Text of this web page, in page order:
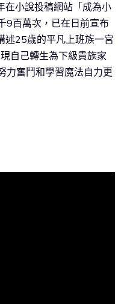
在小說投稿網站「成為小
9百萬次，已在日前宣布
述25歲的平凡上班族一宮
自己轉生為下級貴族家
力奮鬥和學習魔法自力更